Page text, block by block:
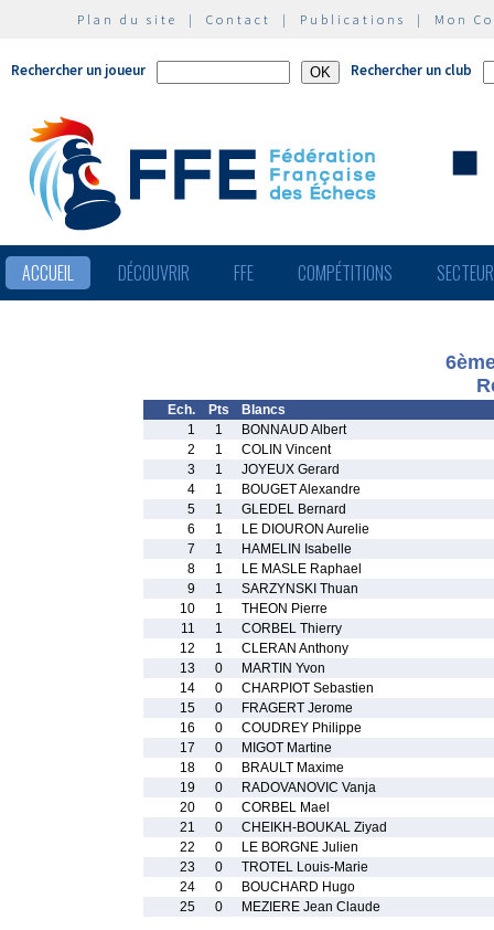
Plan du site | Contact | Publications | Mon
Rechercher un joueur Rechercher un club
ACCUEIL DÉCOUVRIR FFE COMPÉTITIONS
Ech. Pts
Blancs
1
1
BONNAUD Albert
2
1
COLIN Vincent
3
1
JOYEUX Gerard
4
1
BOUGET Alexandre
5
1
GLEDEL Bernard
6
1
LE DIOURON Aurelie
7
1
HAMELIN Isabelle
8
1
LE MASLE Raphael
9
1
SARZYNSKI Thuan
10
1
THEON Pierre
11
1
CORBEL Thierry
12
1
CLERAN Anthony
13
0
MARTIN Yvon
14
0
CHARPIOT Sebastien
15
0
FRAGERT Jerome
16
0
COUDREY Philippe
17
0
MIGOT Martine
18
0
BRAULT Maxime
19
0
RADOVANOVIC Vanja
20
0
CORBEL Mael
21
0
CHEIKH-BOUKAL Ziyad
22
0
LE BORGNE Julien
23
0
TROTEL Louis-Marie
24
0
BOUCHARD Hugo
25
0 MEZIERE Jean Claude